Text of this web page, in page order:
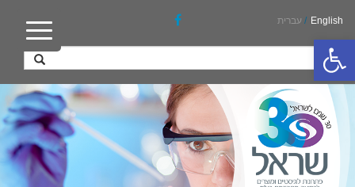
פתח סרגל נגישות
English
/ עברית